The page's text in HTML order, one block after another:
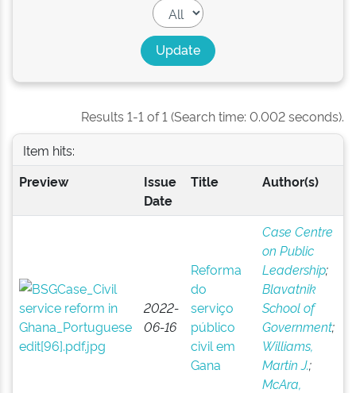
Results 1-1 of 1 (Search time: 0.002 seconds).
Item hits:
Preview
Issue
Date
Title Author(s)
2022-
06-16
Reforma
do
serviço
público
civil em
Gana
Case Centre
on Public
Leadership;
Blavatnik
School of
Government;
Williams,
Martin J.;
McAra,